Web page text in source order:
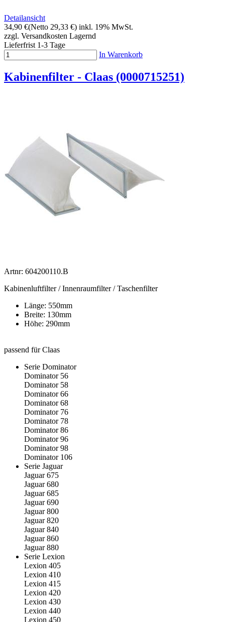
Detailansicht
34,90 €(Netto 29,33 €) inkl. 19% MwSt.
zzgl. Versandkosten Lagernd
Lieferfrist 1-3 Tage
In Warenkorb
Kabinenfilter - Claas (0000715251)
Artnr: 604200110.B
Kabinenluftfilter / Innenraumfilter / Taschenfilter
Länge: 550mm
Breite: 130mm
Höhe: 290mm
passend für Claas
Serie Dominator
Dominator 56
Dominator 58
Dominator 66
Dominator 68
Dominator 76
Dominator 78
Dominator 86
Dominator 96
Dominator 98
Dominator 106
Serie Jaguar
Jaguar 675
Jaguar 680
Jaguar 685
Jaguar 690
Jaguar 800
Jaguar 820
Jaguar 840
Jaguar 860
Jaguar 880
Serie Lexion
Lexion 405
Lexion 410
Lexion 415
Lexion 420
Lexion 430
Lexion 440
Lexion 450